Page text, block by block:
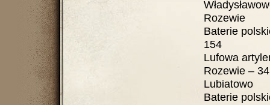
Rozewie
Baterie
154
Lufowa
Rozewie –
Lubiatowo
Baterie